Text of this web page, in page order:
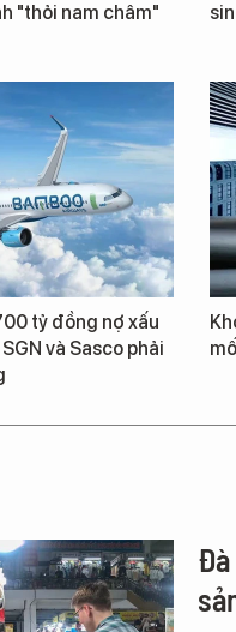
"thỏi nam châm"
tỷ đồng nợ xấu
và Sasco phải
Đà